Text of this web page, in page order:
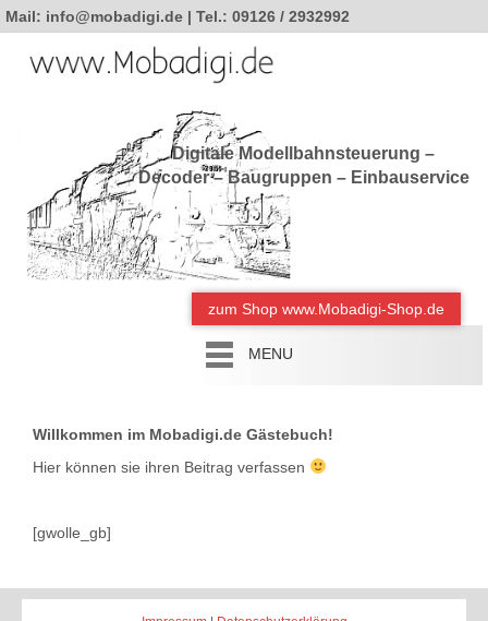
Mail: info@mobadigi.de | Tel.: 09126 / 2932992
zum Shop www.Mobadigi-Shop.de
MENU
Digitale Modellbahnsteuerung –
Decoder – Baugruppen – Einbauservice
Willkommen im Mobadigi.de Gästebuch!
Hier können sie ihren Beitrag verfassen
[gwolle_gb]